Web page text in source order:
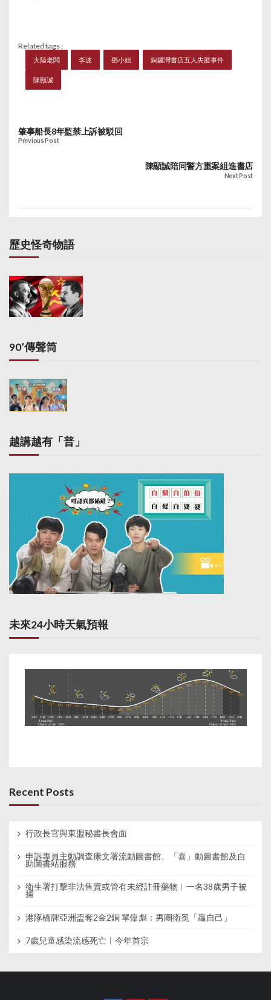
Related tags :
大陸老闆 李波 鄧小姐 銅鑼灣書店五人失蹤事件
陳顯誠
肇事船長8年監禁上訴被駁回
Previous Post
陳顯誠陪同警方重案組進書店
Next Post
歷史怪奇物語
90’傳聲筒
越講越有「普」
未來24小時天氣預報
Recent Posts
行政長官與東盟秘書長會面
申訴專員主動調查康文署流動圖書館、「喜」動圖書館及自
助圖書站服務
衞生署打擊非法售賣或管有未經註冊藥物︱一名38歲男子被
捕
港隊橋牌亞洲盃奪2金2銅 單偉彪：男團衛冕「贏自己」
7歲兒童感染流感死亡︱今年首宗